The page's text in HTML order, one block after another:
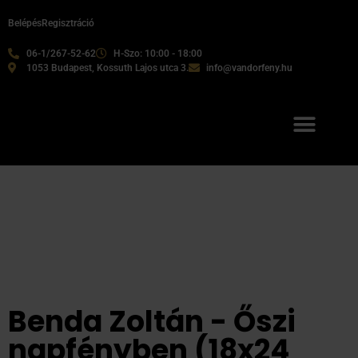
06-1/267-52-62
H-Szo: 10:00 - 18:00
1053 Budapest, Kossuth Lajos utca 3.
info@vandorfeny.hu
BelépésRegisztráció
Benda Zoltán - Őszi